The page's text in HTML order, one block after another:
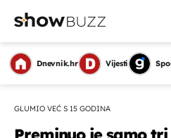
Dnevnik.hr Vijesti
GLUMIO VEĆ S 15 GODINA